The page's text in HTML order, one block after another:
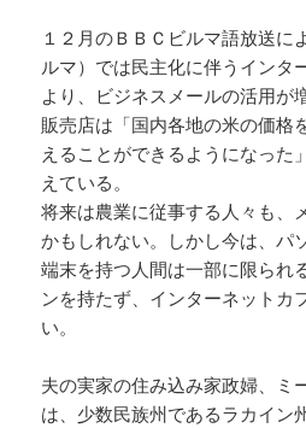
１２月のＢＢＣビルマ語放送に
ルマ）では民主化に伴うインタ
より、ビジネスメールの活用が
販売店は「国内各地の米の価格
えることができるようになった
えている。
将来は農業に従事する人々も、
かもしれない。しかし今は、パ
端末を持つ人間は一部に限られ
ンを持たず、インターネットカ
い。
夫の実家の住み込み家政婦、ミ
は、少数民族州であるラカイン